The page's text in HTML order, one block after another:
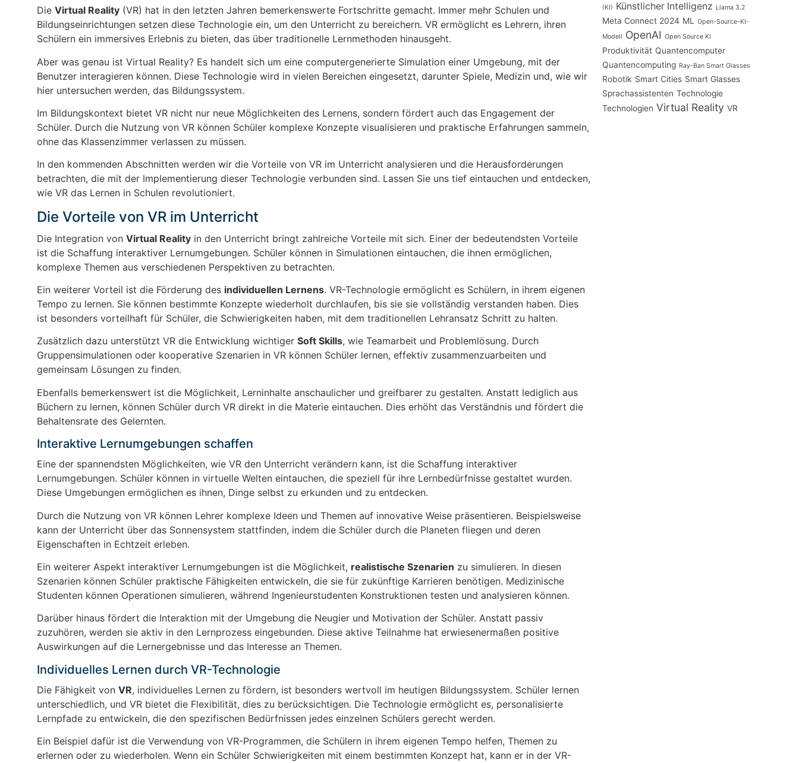
Die Virtual Reality (VR) hat in den letzten Jahren bemerkenswerte Fortschritte gemacht. Immer mehr Schulen und
Bildungseinrichtungen setzen diese Technologie ein, um den Unterricht zu bereichern. VR ermöglicht es Lehrern, ihren
Schülern ein immersives Erlebnis zu bieten, das über traditionelle Lernmethoden hinausgeht.
Aber was genau ist Virtual Reality? Es handelt sich um eine computergenerierte Simulation einer Umgebung, mit der
Benutzer interagieren können. Diese Technologie wird in vielen Bereichen eingesetzt, darunter Spiele, Medizin und, wie wir
hier untersuchen werden, das Bildungssystem.
Im Bildungskontext bietet VR nicht nur neue Möglichkeiten des Lernens, sondern fördert auch das Engagement der
Schüler. Durch die Nutzung von VR können Schüler komplexe Konzepte visualisieren und praktische Erfahrungen sammeln,
ohne das Klassenzimmer verlassen zu müssen.
In den kommenden Abschnitten werden wir die Vorteile von VR im Unterricht analysieren und die Herausforderungen
betrachten, die mit der Implementierung dieser Technologie verbunden sind. Lassen Sie uns tief eintauchen und entdecken,
wie VR das Lernen in Schulen revolutioniert.
Die Vorteile von VR im Unterricht
Die Integration von Virtual Reality in den Unterricht bringt zahlreiche Vorteile mit sich. Einer der bedeutendsten Vorteile
ist die Schaffung interaktiver Lernumgebungen. Schüler können in Simulationen eintauchen, die ihnen ermöglichen,
komplexe Themen aus verschiedenen Perspektiven zu betrachten.
Ein weiterer Vorteil ist die Förderung des individuellen Lernens. VR-Technologie ermöglicht es Schülern, in ihrem eigenen
Tempo zu lernen. Sie können bestimmte Konzepte wiederholt durchlaufen, bis sie sie vollständig verstanden haben. Dies
ist besonders vorteilhaft für Schüler, die Schwierigkeiten haben, mit dem traditionellen Lehransatz Schritt zu halten.
Zusätzlich dazu unterstützt VR die Entwicklung wichtiger Soft Skills, wie Teamarbeit und Problemlösung. Durch
Gruppensimulationen oder kooperative Szenarien in VR können Schüler lernen, effektiv zusammenzuarbeiten und
gemeinsam Lösungen zu finden.
Ebenfalls bemerkenswert ist die Möglichkeit, Lerninhalte anschaulicher und greifbarer zu gestalten. Anstatt lediglich aus
Büchern zu lernen, können Schüler durch VR direkt in die Materie eintauchen. Dies erhöht das Verständnis und fördert die
Behaltensrate des Gelernten.
Interaktive Lernumgebungen schaffen
Eine der spannendsten Möglichkeiten, wie VR den Unterricht verändern kann, ist die Schaffung interaktiver
Lernumgebungen. Schüler können in virtuelle Welten eintauchen, die speziell für ihre Lernbedürfnisse gestaltet wurden.
Diese Umgebungen ermöglichen es ihnen, Dinge selbst zu erkunden und zu entdecken.
Durch die Nutzung von VR können Lehrer komplexe Ideen und Themen auf innovative Weise präsentieren. Beispielsweise
kann der Unterricht über das Sonnensystem stattfinden, indem die Schüler durch die Planeten fliegen und deren
Eigenschaften in Echtzeit erleben.
Ein weiterer Aspekt interaktiver Lernumgebungen ist die Möglichkeit, realistische Szenarien zu simulieren. In diesen
Szenarien können Schüler praktische Fähigkeiten entwickeln, die sie für zukünftige Karrieren benötigen. Medizinische
Studenten können Operationen simulieren, während Ingenieurstudenten Konstruktionen testen und analysieren können.
Darüber hinaus fördert die Interaktion mit der Umgebung die Neugier und Motivation der Schüler. Anstatt passiv
zuzuhören, werden sie aktiv in den Lernprozess eingebunden. Diese aktive Teilnahme hat erwiesenermaßen positive
Auswirkungen auf die Lernergebnisse und das Interesse an Themen.
Individuelles Lernen durch VR-Technologie
Die Fähigkeit von VR, individuelles Lernen zu fördern, ist besonders wertvoll im heutigen Bildungssystem. Schüler lernen
unterschiedlich, und VR bietet die Flexibilität, dies zu berücksichtigen. Die Technologie ermöglicht es, personalisierte
Lernpfade zu entwickeln, die den spezifischen Bedürfnissen jedes einzelnen Schülers gerecht werden.
Ein Beispiel dafür ist die Verwendung von VR-Programmen, die Schülern in ihrem eigenen Tempo helfen, Themen zu
erlernen oder zu wiederholen. Wenn ein Schüler Schwierigkeiten mit einem bestimmten Konzept hat, kann er in der VR-
(KI) Künstlicher Intelligenz Llama 3.2
Meta Connect 2024 ML
Open-Source-KI-
Modell OpenAI Open Source KI
Produktivität Quantencomputer
Quantencomputing Ray-Ban Smart Glasses
Robotik Smart Cities Smart Glasses
Sprachassistenten Technologie
Technologien Virtual Reality VR